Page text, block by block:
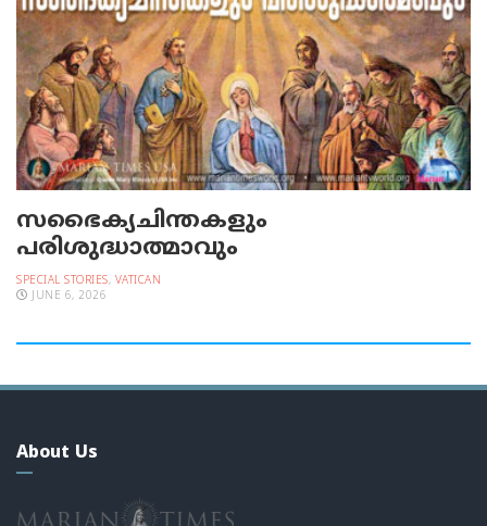
സഭൈക്യചിന്തകളും
പരിശുദ്ധാത്മാവും
SPECIAL STORIES, VATICAN
JUNE 6, 2026
About Us